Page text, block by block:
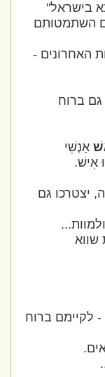
השתמטותם
-
ברוח
אַנְשֵׁי
גם
ברוח